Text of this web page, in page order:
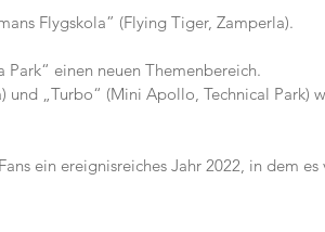
Flygskola” (Flying Tiger,
Park“ einen neuen
und „Turbo“ (Mini Apollo, Technical Park)
ein ereignisreiches Jahr 2022, in dem